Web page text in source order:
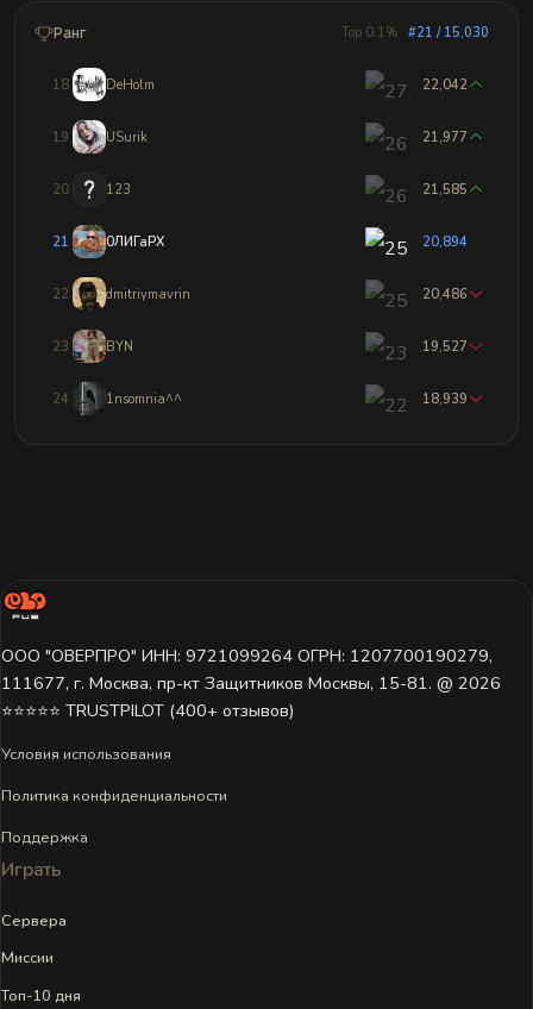
Ранг Top 0.1% #21 / 15,030
18 DeHolm 22,042
19 USurik 21,977
20 123 21,585
21 0ЛИГаРХ 20,894
22 dmitriymavrin 20,486
23 BYN 19,527
24 1nsomnia^^ 18,939
ООО "ОВЕРПРО" ИНН: 9721099264 ОГРН: 1207700190279,
111677, г. Москва, пр-кт Защитников Москвы, 15-81. @ 2026 ㅤ
⭐⭐⭐⭐⭐ TRUSTPILOT (400+ отзывов)
Условия использования
Политика конфиденциальности
Поддержка
Играть
Сервера
Миссии
Топ-10 дня